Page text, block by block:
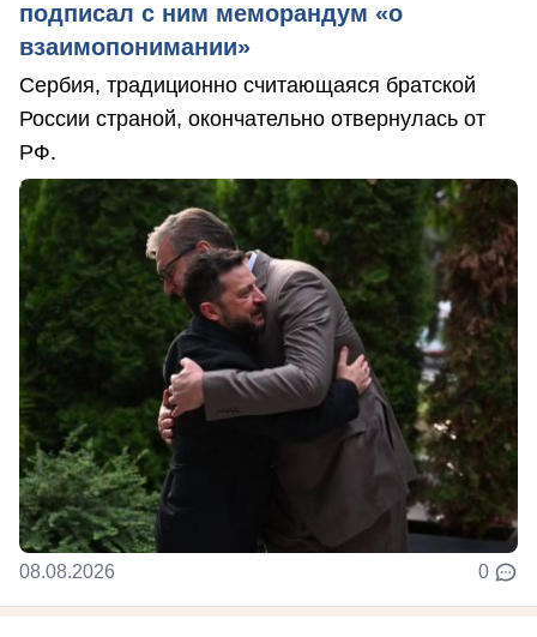
подписал с ним меморандум «о
взаимопонимании»
Сербия, традиционно считающаяся братской
России страной, окончательно отвернулась от
РФ.
08.08.2026 0